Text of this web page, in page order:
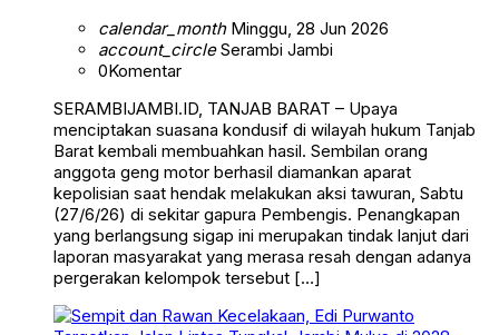
calendar_monthMinggu, 28 Jun 2026
account_circleSerambi Jambi
0Komentar
SERAMBIJAMBI.ID, TANJAB BARAT – Upaya
menciptakan suasana kondusif di wilayah hukum Tanjab
Barat kembali membuahkan hasil. Sembilan orang
anggota geng motor berhasil diamankan aparat
kepolisian saat hendak melakukan aksi tawuran, Sabtu
(27/6/26) di sekitar gapura Pembengis. Penangkapan
yang berlangsung sigap ini merupakan tindak lanjut dari
laporan masyarakat yang merasa resah dengan adanya
pergerakan kelompok tersebut […]